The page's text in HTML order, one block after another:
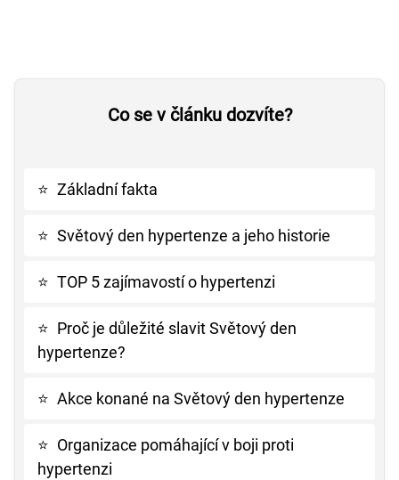
Co se v článku dozvíte?
⭐ Základní fakta
⭐ Světový den hypertenze a jeho historie
⭐ TOP 5 zajímavostí o hypertenzi
⭐ Proč je důležité slavit Světový den
hypertenze?
⭐ Akce konané na Světový den hypertenze
⭐ Organizace pomáhající v boji proti
hypertenzi